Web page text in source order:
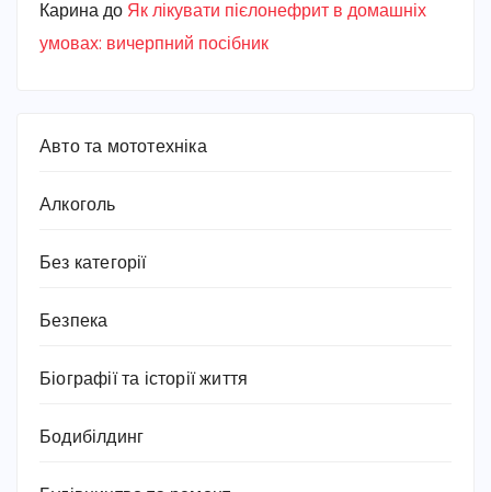
Карина до Як лікувати пієлонефрит в домашніх
умовах: вичерпний посібник
Авто та мототехніка
Алкоголь
Без категорії
Безпека
Біографії та історії життя
Бодибілдинг